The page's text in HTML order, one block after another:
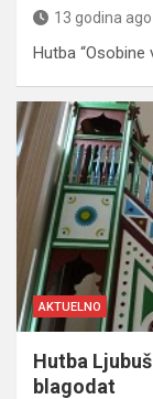
13 godina ago
Hutba “Osobine
AKTUELNO
Hutba
blagodat